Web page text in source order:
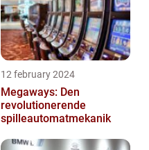
12 february 2024
Megaways: Den
revolutionerende
spilleautomatmekanik